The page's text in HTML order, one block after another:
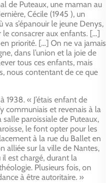
de Puteaux, une maman au
Cécile (1945 ), un
s’épanouir le jeune Denys,
le consacrer aux enfants. […]
priorité. […] On ne va jamais
dans l’union et la joie de
tous ces enfants, mais
nous contentant de ce que
1938. « J’étais enfant de
communiais et revenais à la
paroissiale de Puteaux,
le font opter pour les
à la rue du Ballet en
alliée sur la ville de Nantes,
est chargé, durant la
Plusieurs fois, on
à être autoritaire. »